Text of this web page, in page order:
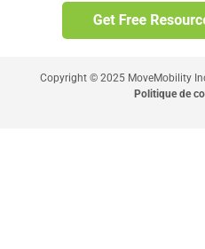
Copyright © 2025 MoveMobility
Politique de